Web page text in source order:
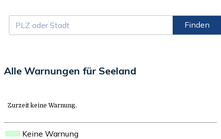
Finden
Alle Warnungen für Seeland
Zurzeit keine Warnung.
Keine Warnung